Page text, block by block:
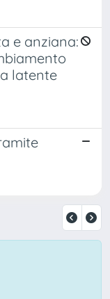
e anziana:
latente